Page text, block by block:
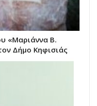
«Μαριάννα Β.
Δήμο Κηφισιάς